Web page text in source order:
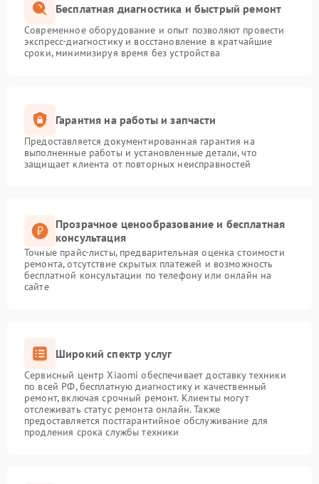
Бесплатная диагностика и быстрый ремонт
Современное оборудование и опыт позволяют провести
экспресс-диагностику и восстановление в кратчайшие
сроки, минимизируя время без устройства
Гарантия на работы и запчасти
Предоставляется документированная гарантия на
выполненные работы и установленные детали, что
защищает клиента от повторных неисправностей
Прозрачное ценообразование и бесплатная
консультация
Точные прайс-листы, предварительная оценка стоимости
ремонта, отсутствие скрытых платежей и возможность
бесплатной консультации по телефону или онлайн на
сайте
Широкий спектр услуг
Сервисный центр Xiaomi обеспечивает доставку техники
по всей РФ, бесплатную диагностику и качественный
ремонт, включая срочный ремонт. Клиенты могут
отслеживать статус ремонта онлайн. Также
предоставляется постгарантийное обслуживание для
продления срока службы техники